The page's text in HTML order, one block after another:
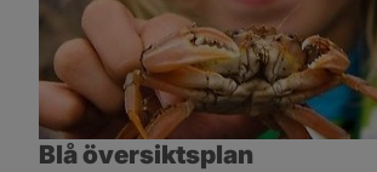
Blå översiktsplan